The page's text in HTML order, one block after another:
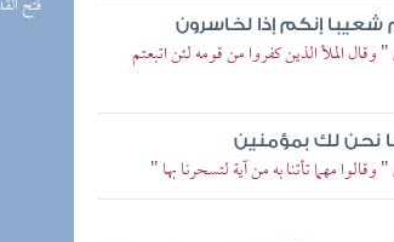
شعيبا إنكم إذا لخاسرون
الملأ الذين كفروا من قومه لئن اتبعتم
نحن لك بمؤمنين
مهما تأتنا به من آية لتسحرنا بها "